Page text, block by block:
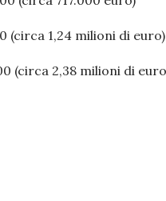
(circa 1,24 milioni di euro)
(circa 2,38 milioni di